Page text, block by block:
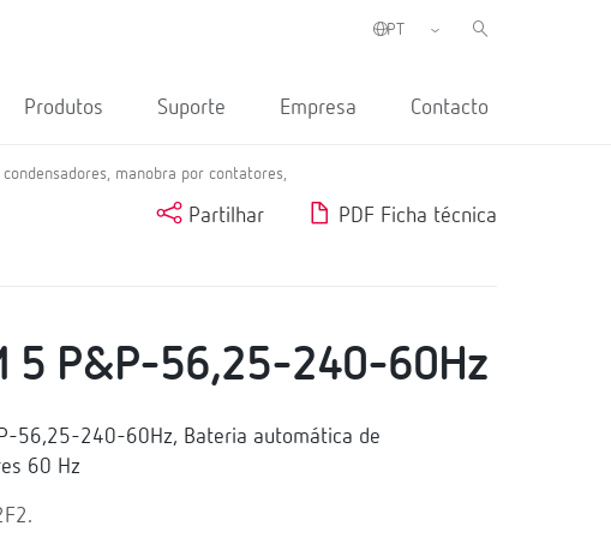
Produtos Suporte Empresa Contacto
manobra por contatores,
Partilhar PDF Ficha técnica
5 P&P-56,25-240-60Hz
56,25-240-60Hz, Bateria automática de
60 Hz